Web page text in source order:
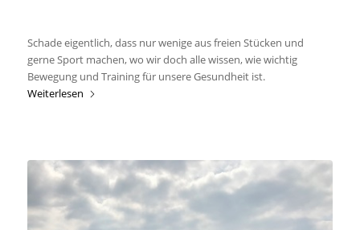
Schade eigentlich, dass nur wenige aus freien Stücken und
gerne Sport machen, wo wir doch alle wissen, wie wichtig
Bewegung und Training für unsere Gesundheit ist.
Weiterlesen